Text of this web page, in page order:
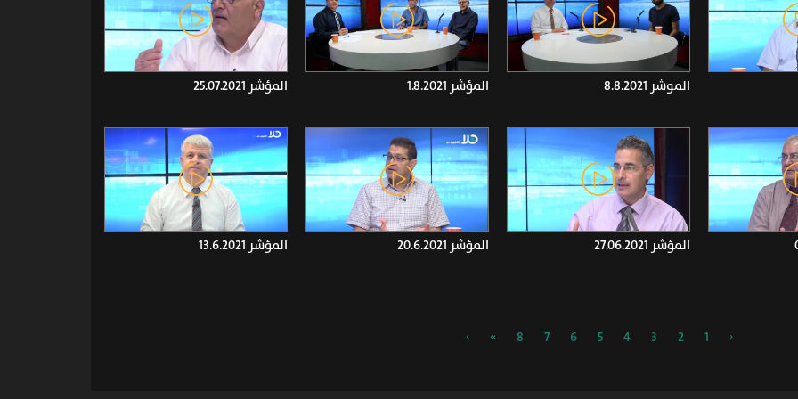
الموشر 8.8.2021 المؤشر 1.8.2021 المؤشر 25.07.2021
المؤشر 27.06.2021 المؤشر 20.6.2021 المؤشر 13.6.2021
‹
1
2
3
4
5
6
7
8
»
›